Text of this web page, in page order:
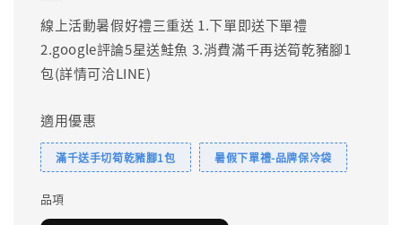
線上活動暑假好禮三重送 1.下單即送下單禮
2.google評論5星送鮭魚 3.消費滿千再送筍乾豬腳1
包(詳情可洽LINE)
適用優惠
滿千送手切筍乾豬腳1包 暑假下單禮-品牌保冷袋
品項